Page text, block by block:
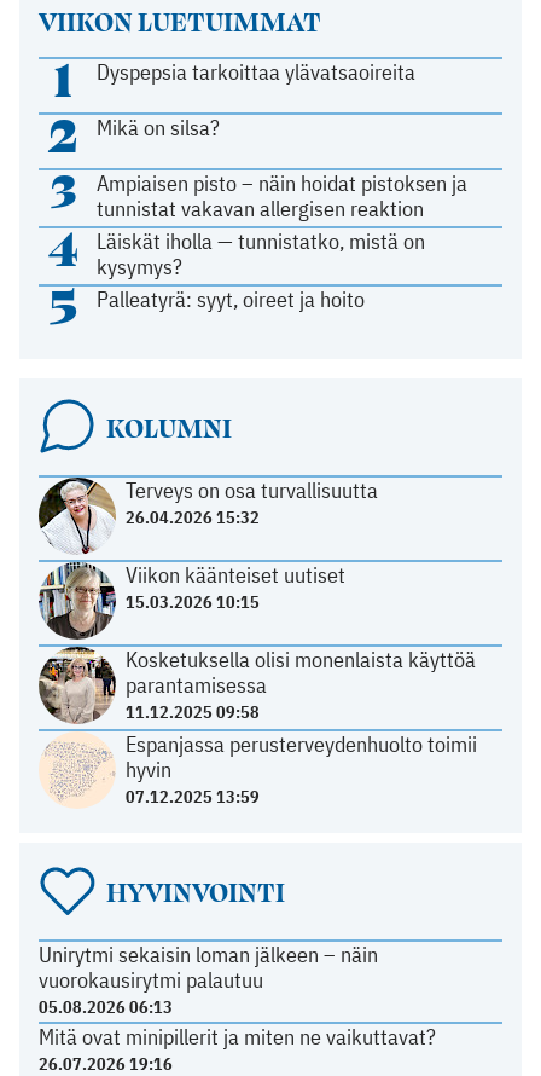
VIIKON LUETUIMMAT
1 Dyspepsia tarkoittaa ylävatsaoireita
2 Mikä on silsa?
3
Ampiaisen pisto – näin hoidat pistoksen ja
tunnistat vakavan allergisen reaktion
4
Läiskät iholla — tunnistatko, mistä on
kysymys?
5 Palleatyrä: syyt, oireet ja hoito
KOLUMNI
Terveys on osa turvallisuutta
26.04.2026 15:32
Viikon käänteiset uutiset
15.03.2026 10:15
Kosketuksella olisi monenlaista käyttöä
parantamisessa
11.12.2025 09:58
Espanjassa perusterveydenhuolto toimii
hyvin
07.12.2025 13:59
HYVINVOINTI
Unirytmi sekaisin loman jälkeen – näin
vuorokausirytmi palautuu
05.08.2026 06:13
Mitä ovat minipillerit ja miten ne vaikuttavat?
26.07.2026 19:16